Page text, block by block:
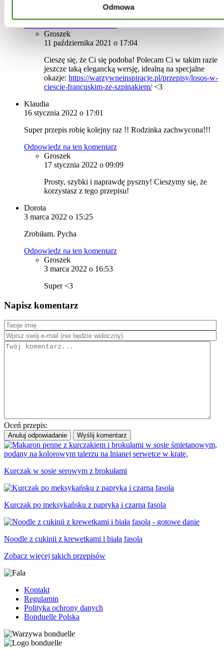
Odmowa
Groszek
11 października 2021 o 17:04
Cieszę się, że Ci się podoba! Polecam Ci w takim razie
jeszcze taką elegancką wersję, idealną na specjalne
okazje: https://warzywneinspiracje.pl/przepisy/losos-w-
ciescie-francuskim-ze-szpinakiem/<3
Klaudia
16 stycznia 2022 o 17:01
Super przepis robię kolejny raz !! Rodzinka zachwycona!!!
Odpowiedz na ten komentarz
Groszek
17 stycznia 2022 o 09:09
Prosty, szybki i naprawdę pyszny! Cieszymy się, że
korzystasz z tego przepisu!
Dorota
3 marca 2022 o 15:25
Zrobiłam. Pycha
Odpowiedz na ten komentarz
Groszek
3 marca 2022 o 16:53
Super <3
Napisz komentarz
Oceń przepis:
Anuluj odpowiadanie Wyślij komentarz
Kurczak w sosie serowym z brokułami
Kurczak po meksykańsku z papryką i czarną fasolą
Noodle z cukinii z krewetkami i białą fasolą
Zobacz więcej takich przepisów
Kontakt
Regulamin
Polityka ochrony danych
Bonduelle Polska